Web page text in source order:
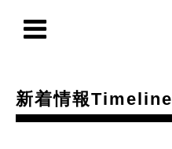
新着情報Timeline